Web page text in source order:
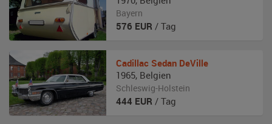
Bayern
576 EUR / Tag
Cadillac Sedan DeVille
1965, Belgien
Schleswig-Holstein
444 EUR / Tag